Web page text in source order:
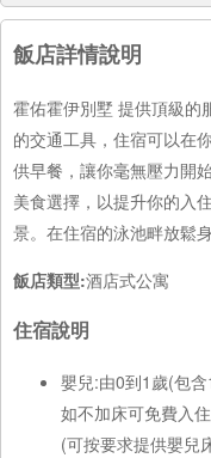
飯店詳情說明
霍佑霍伊別墅 提供頂級的
的交通工具，住宿可以在
供早餐，讓你毫無壓力開
美食選擇，以提升你的入
景。在住宿的泳池畔放鬆
飯店類型:酒店式公寓
住宿說明
嬰兒:由0到1歲(包
如不加床可免費入住
(可按要求提供嬰兒